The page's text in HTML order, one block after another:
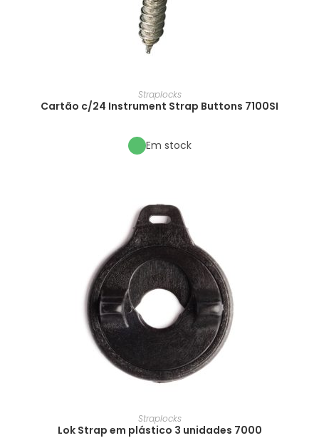
Straplocks
Cartão c/24 Instrument Strap Buttons 7100SI
Em stock
Straplocks
Lok Strap em plástico 3 unidades 7000